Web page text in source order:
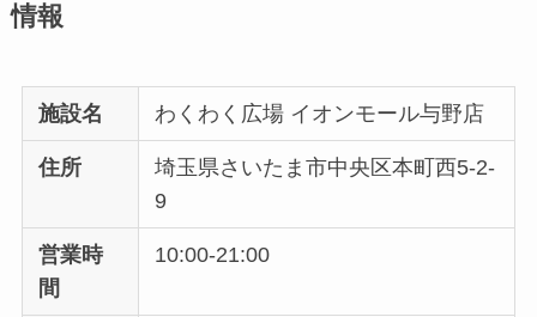
情報
施設名 わくわく広場 イオンモール与野店
住所
埼玉県さいたま市中央区本町西5-2-
9
営業時
間
10:00-21:00